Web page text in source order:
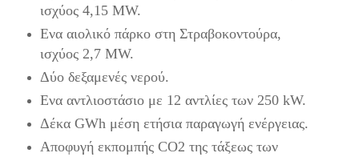
ισχύος 4,15 MW.
Ενα αιολικό πάρκο στη Στραβοκοντούρα,
ισχύος 2,7 MW.
Δύο δεξαμενές νερού.
Ενα αντλιοστάσιο με 12 αντλίες των 250 kW.
Δέκα GWh μέση ετήσια παραγωγή ενέργειας.
Αποφυγή εκπομπής CO2 της τάξεως των